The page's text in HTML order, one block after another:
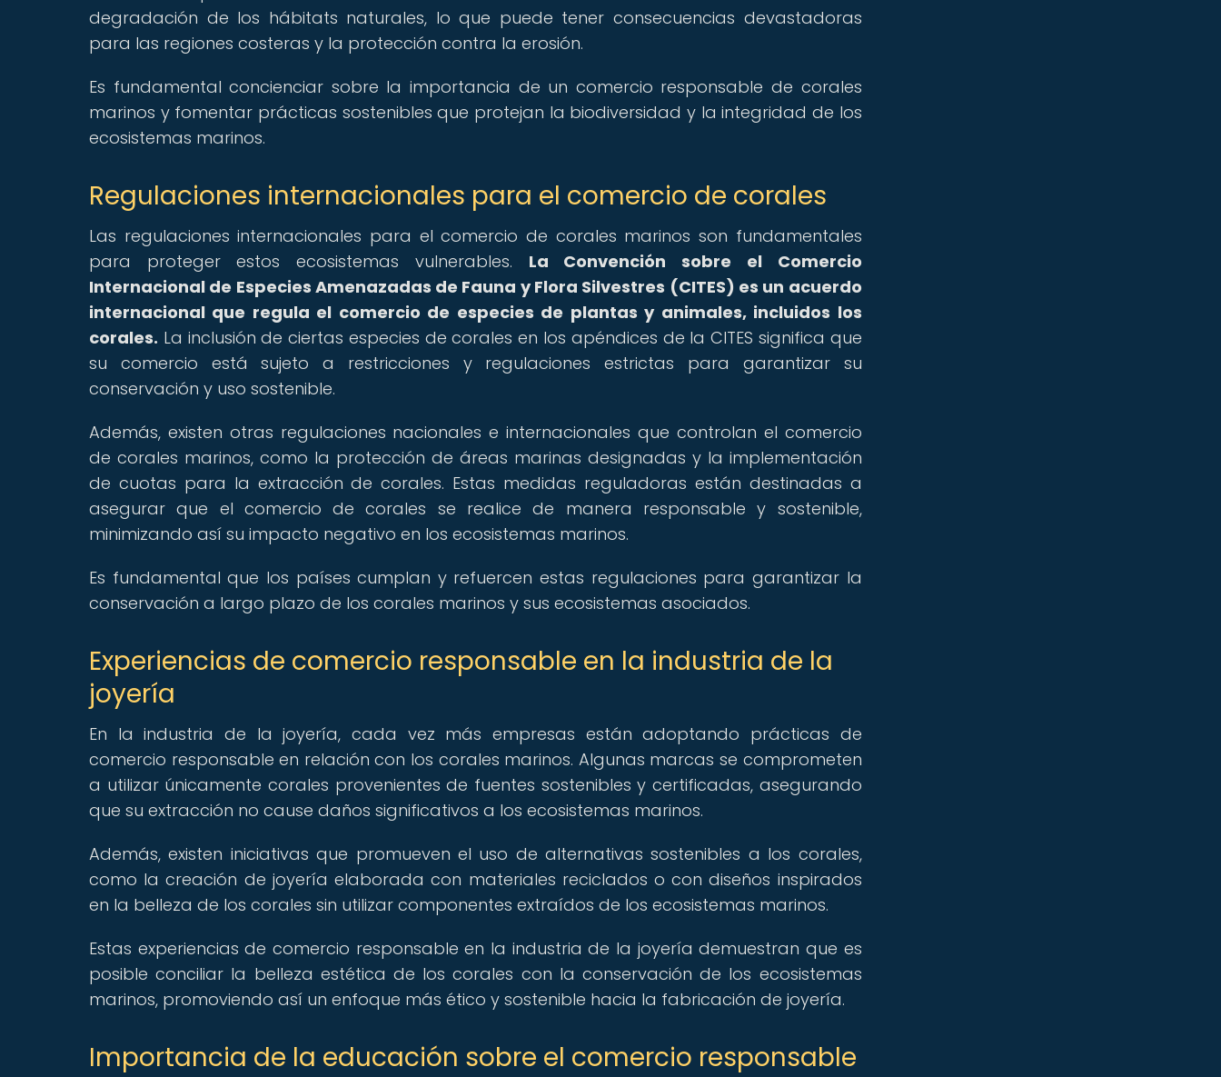
degradación de los hábitats naturales, lo que puede tener consecuencias devastadoras
para las regiones costeras y la protección contra la erosión.
Es fundamental concienciar sobre la importancia de un comercio responsable de corales
marinos y fomentar prácticas sostenibles que protejan la biodiversidad y la integridad de los
ecosistemas marinos.
Regulaciones internacionales para el comercio de corales
Las regulaciones internacionales para el comercio de corales marinos son fundamentales
para proteger estos ecosistemas vulnerables. La Convención sobre el Comercio
Internacional de Especies Amenazadas de Fauna y Flora Silvestres (CITES) es un acuerdo
internacional que regula el comercio de especies de plantas y animales, incluidos los
corales. La inclusión de ciertas especies de corales en los apéndices de la CITES significa que
su comercio está sujeto a restricciones y regulaciones estrictas para garantizar su
conservación y uso sostenible.
Además, existen otras regulaciones nacionales e internacionales que controlan el comercio
de corales marinos, como la protección de áreas marinas designadas y la implementación
de cuotas para la extracción de corales. Estas medidas reguladoras están destinadas a
asegurar que el comercio de corales se realice de manera responsable y sostenible,
minimizando así su impacto negativo en los ecosistemas marinos.
Es fundamental que los países cumplan y refuercen estas regulaciones para garantizar la
conservación a largo plazo de los corales marinos y sus ecosistemas asociados.
Experiencias de comercio responsable en la industria de la
joyería
En la industria de la joyería, cada vez más empresas están adoptando prácticas de
comercio responsable en relación con los corales marinos. Algunas marcas se comprometen
a utilizar únicamente corales provenientes de fuentes sostenibles y certificadas, asegurando
que su extracción no cause daños significativos a los ecosistemas marinos.
Además, existen iniciativas que promueven el uso de alternativas sostenibles a los corales,
como la creación de joyería elaborada con materiales reciclados o con diseños inspirados
en la belleza de los corales sin utilizar componentes extraídos de los ecosistemas marinos.
Estas experiencias de comercio responsable en la industria de la joyería demuestran que es
posible conciliar la belleza estética de los corales con la conservación de los ecosistemas
marinos, promoviendo así un enfoque más ético y sostenible hacia la fabricación de joyería.
Importancia de la educación sobre el comercio responsable